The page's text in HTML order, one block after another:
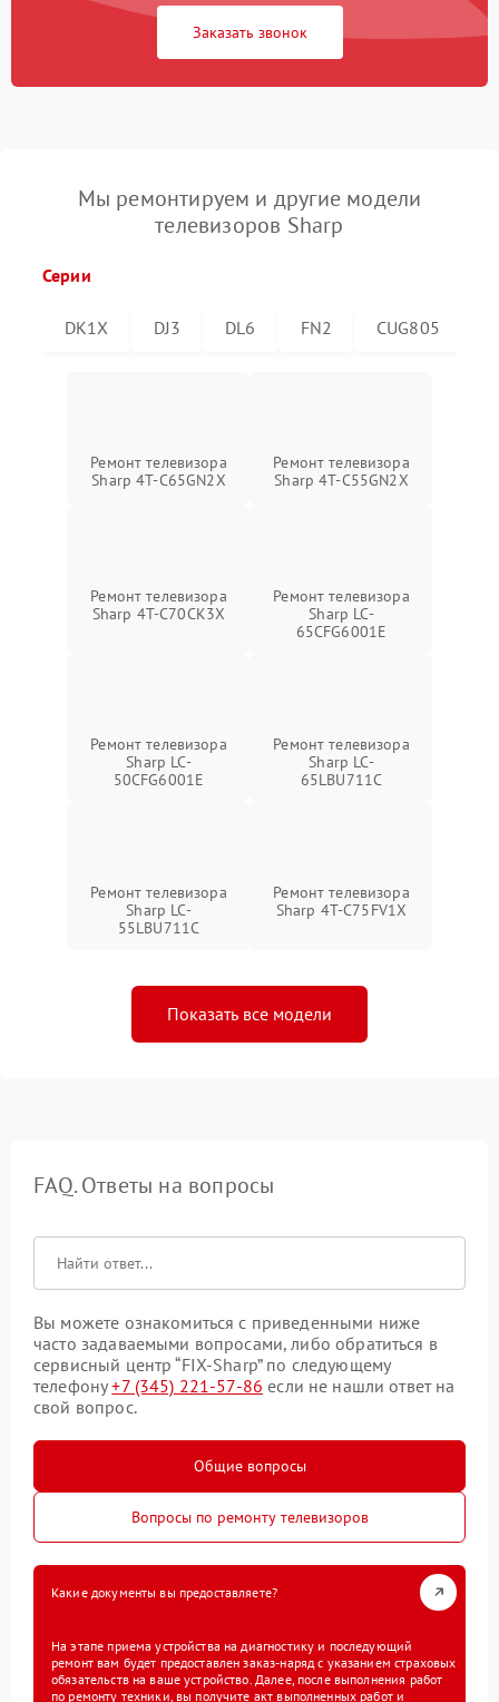
Заказать звонок
Мы ремонтируем и другие модели
телевизоров Sharp
Серии
DK1X DJ3 DL6 FN2 CUG805
Ремонт телевизора
Sharp 4T-C65GN2X
Ремонт телевизора
Sharp 4T-C55GN2X
Ремонт телевизора
Sharp 4T-C70CK3X
Ремонт телевизора
Sharp LC-
65CFG6001E
Ремонт телевизора
Sharp LC-
50CFG6001E
Ремонт телевизора
Sharp LC-
65LBU711C
Ремонт телевизора
Sharp LC-
55LBU711C
Ремонт телевизора
Sharp 4T-C75FV1X
Показать все модели
FAQ. Ответы на вопросы
Вы можете ознакомиться с приведенными ниже
часто задаваемыми вопросами, либо обратиться в
сервисный центр “FIX-Sharp” по следующему
телефону+7 (345) 221-57-86 если не нашли ответ на
свой вопрос.
Общие вопросы
Вопросы по ремонту телевизоров
Какие документы вы предоставляете?
На этапе приема устройства на диагностику и последующий
ремонт вам будет предоставлен заказ-наряд с указанием страховых
обязательств на ваше устройство. Далее, после выполнения работ
по ремонту техники, вы получите акт выполненных работ и